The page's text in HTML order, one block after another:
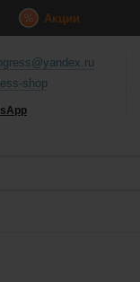
Акции
shop